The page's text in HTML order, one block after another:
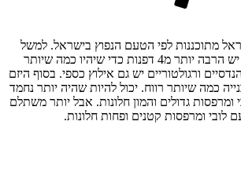
מתוכננות לפי הטעם הנפוץ בישראל. למשל
לרוב הבניינים בישראל יש הרבה יותר מ4 דפנות כדי שיהיו כמה שיותר
ורגולטוריים יש גם אילוץ כספי. בסוף היזם
כמה שיותר רווח. יכול להיות שהיה יותר נחמד
ומרפסות גדולים והמון חלונות. אבל יותר משתלם